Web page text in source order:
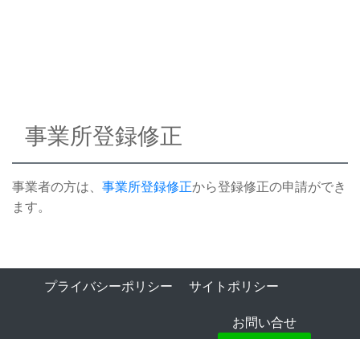
事業所登録修正
事業者の方は、 事業所登録修正から登録修正の申請ができ
ます。
プライバシーポリシー サイトポリシー
お問い合せ